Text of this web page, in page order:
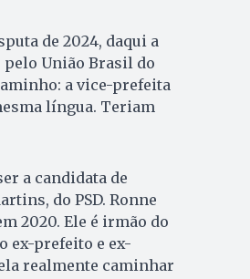
de 2024, daqui a
pelo União Brasil do
a vice-prefeita
língua. Teriam
a candidata de
do PSD. Ronne
2020. Ele é irmão do
ex-prefeito e ex-
realmente caminhar